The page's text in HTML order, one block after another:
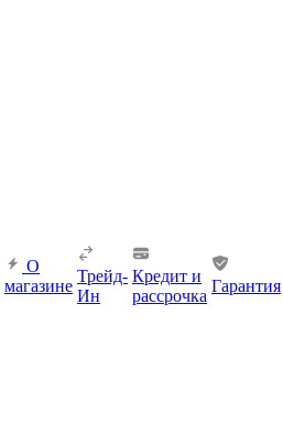
О
магазине
Трейд-
Ин
Кредит и
рассрочка
Гарантия